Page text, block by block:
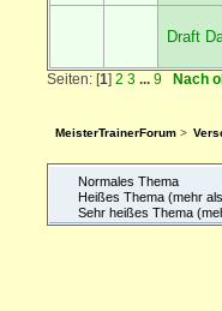
Draft
Seiten: [1]2 3 ...9 Nach
MeisterTrainerForum>
Normales Thema
Heißes Thema (mehr
Sehr heißes Thema